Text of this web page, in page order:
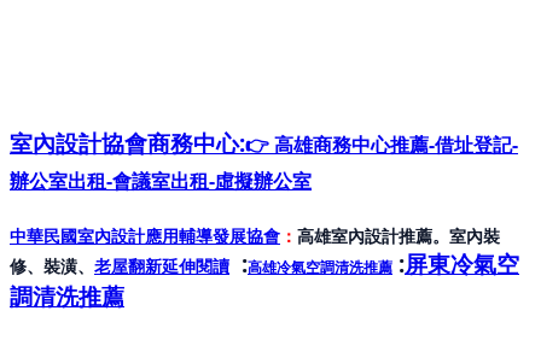
室內設計協會商務中心:👉 高雄商務中心推薦-借址登記-
辦公室出租-會議室出租-虛擬辦公室
中華民國室內設計應用輔導發展協會 ： 高雄室內設計推薦。室內裝
修、裝潢、 老屋翻新延伸閱讀 :高雄冷氣空調清洗推薦 :屏東冷氣空
調清洗推薦